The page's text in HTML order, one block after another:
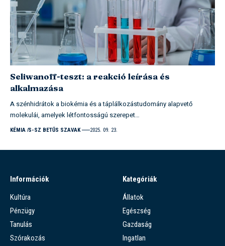
Seliwanoff-teszt: a reakció leírása és
alkalmazása
A szénhidrátok a biokémia és a táplálkozástudomány alapvető
molekulái, amelyek létfontosságú szerepet…
KÉMIA S-SZ BETŰS SZAVAK 2025. 09. 23.
Információk
Kultúra
Pénzügy
Tanulás
Szórakozás
Kategóriák
Állatok
Egészség
Gazdaság
Ingatlan